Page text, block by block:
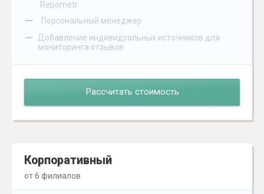
Repometr
– Персональный менеджер
–
Добавление индивидуальных источников для
мониторинга отзывов
Рассчитать стоимость
Корпоративный
от 6 филиалов